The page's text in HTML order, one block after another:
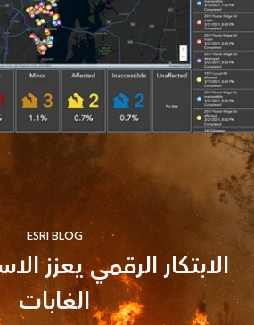
ESRI BLOG
الابتكار الرقمي يعزز
الغابات